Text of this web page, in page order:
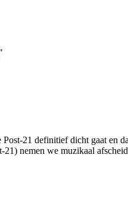
Post-21 definitief dicht gaat
nemen we muzikaal